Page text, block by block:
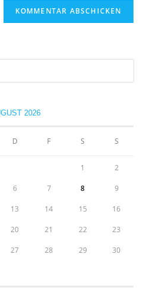
2026
D F S S
1 2
6 7 8 9
13 14 15 16
20 21 22 23
27 28 29 30